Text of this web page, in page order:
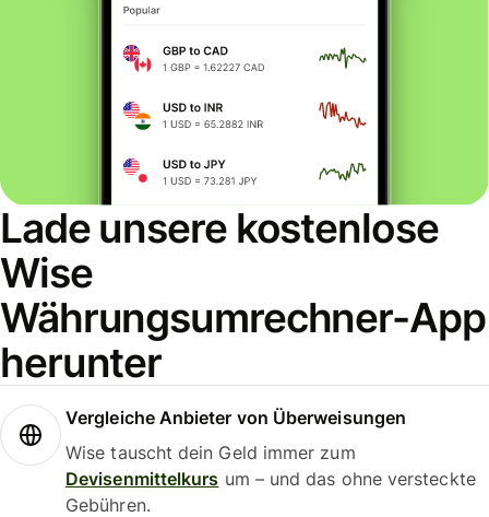
Lade unsere kostenlose
Wise
Währungsumrechner-App
herunter
Vergleiche Anbieter von Überweisungen
Wise tauscht dein Geld immer zum
Devisenmittelkurs um – und das ohne versteckte
Gebühren.